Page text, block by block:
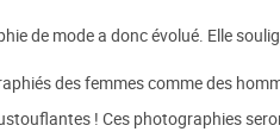
de mode a donc évolué. Elle
des femmes comme des
! Ces photographies